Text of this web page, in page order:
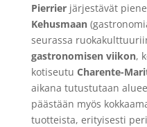
Pierrier järjestävät
Kehusmaan
seurassa
gastronomisen viikon,
kotiseutu Charente-
aikana tutustutaan
päästään myös
tuotteista, erityisesti